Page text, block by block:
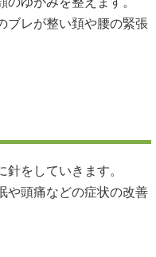
ブレが整い頚や腰の緊張
をしていきます。
や頭痛などの症状の改善